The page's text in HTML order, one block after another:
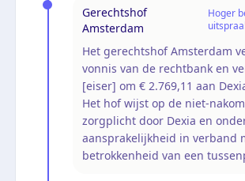
Gerechtshof
Amsterdam
Hoger
Het gerechtshof Amsterdam
vonnis van de rechtbank en
[eiser] om € 2.769,11 aan
Het hof wijst op de niet-
zorgplicht door Dexia en
aansprakelijkheid in verband
betrokkenheid van een